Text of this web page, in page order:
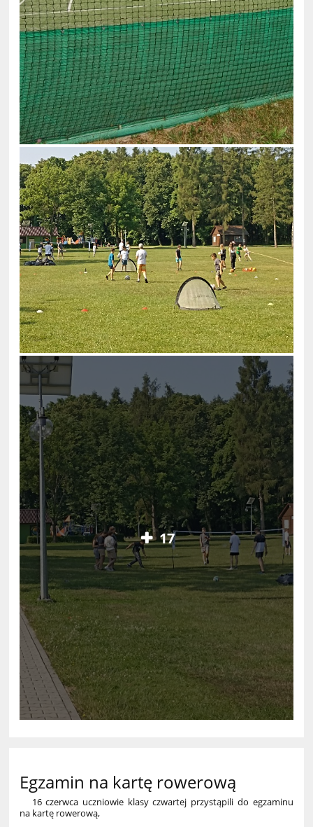
17
Egzamin na kartę rowerową
16 czerwca uczniowie klasy czwartej przystąpili do egzaminu
na kartę rowerową,